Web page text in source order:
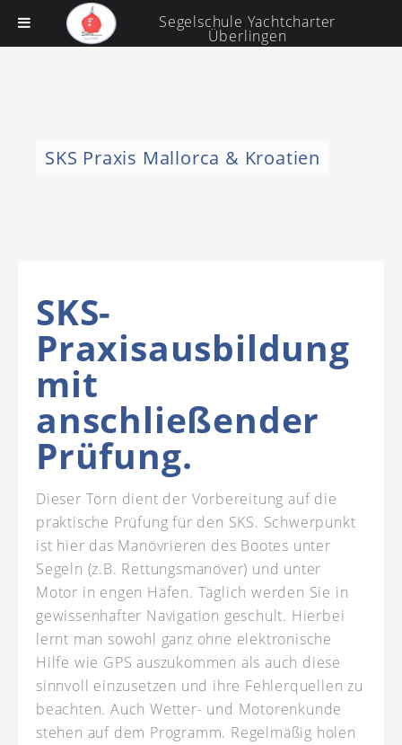
SKS Praxis Mallorca & Kroatien
SKS-
Praxisausbildung
mit
anschließender
Prüfung.
Dieser Törn dient der Vorbereitung auf die
praktische Prüfung für den SKS. Schwerpunkt
ist hier das Manövrieren des Bootes unter
Segeln (z.B. Rettungsmanöver) und unter
Motor in engen Häfen. Täglich werden Sie in
gewissenhafter Navigation geschult. Hierbei
lernt man sowohl ganz ohne elektronische
Hilfe wie GPS auszukommen als auch diese
sinnvoll einzusetzen und ihre Fehlerquellen zu
beachten. Auch Wetter- und Motorenkunde
stehen auf dem Programm. Regelmäßig holen
Segelschule Yachtcharter
Überlingen